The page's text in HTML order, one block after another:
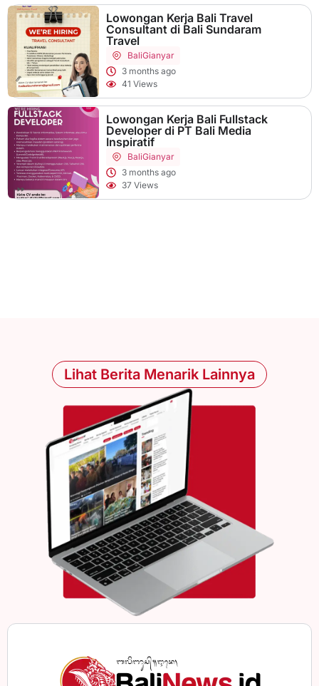
Lowongan Kerja Bali Travel
Consultant di Bali Sundaram
Travel
BaliGianyar
3 months ago
41 Views
Lowongan Kerja Bali Fullstack
Developer di PT Bali Media
Inspiratif
BaliGianyar
3 months ago
37 Views
Lihat Berita Menarik Lainnya